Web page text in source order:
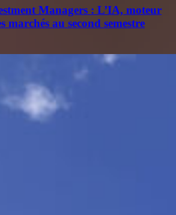
Managers : L’IA, moteur
marchés au second semestre